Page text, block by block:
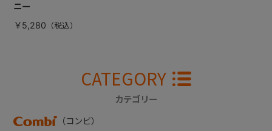
ニー
￥5,280
CATEGORY
カテゴリー
（コンビ）